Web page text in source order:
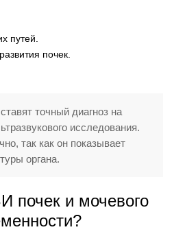
путей.
почек.
точный диагноз на
исследования.
так как он показывает
органа.
почек и мочевого